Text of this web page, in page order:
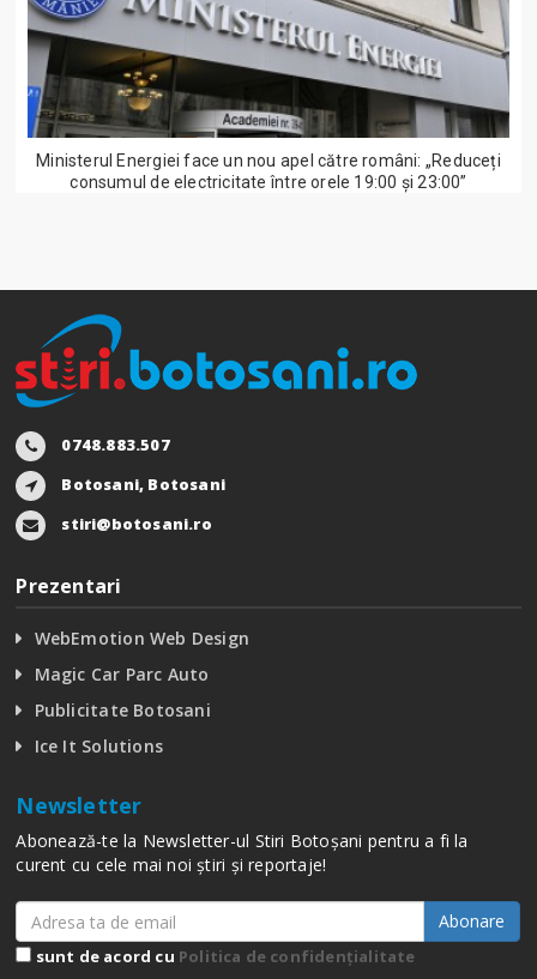
Ministerul Energiei face un nou apel către români: „Reduceți
consumul de electricitate între orele 19:00 și 23:00”
0748.883.507
Botosani, Botosani
stiri@botosani.ro
Prezentari
WebEmotion Web Design
Magic Car Parc Auto
Publicitate Botosani
Ice It Solutions
Newsletter
Abonează-te la Newsletter-ul Stiri Botoșani pentru a fi la
curent cu cele mai noi știri și reportaje!
Abonare
sunt de acord cu Politica de confidențialitate